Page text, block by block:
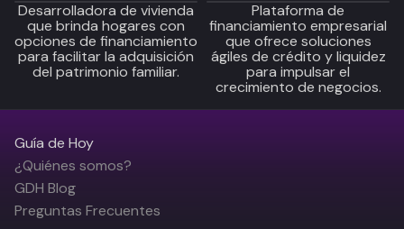
Desarrolladora de vivienda
que brinda hogares con
opciones de financiamiento
para facilitar la adquisición
del patrimonio familiar.
Plataforma de
financiamiento empresarial
que ofrece soluciones
ágiles de crédito y liquidez
para impulsar el
crecimiento de negocios.
Guía de Hoy
¿Quiénes somos?
GDH Blog
Preguntas Frecuentes